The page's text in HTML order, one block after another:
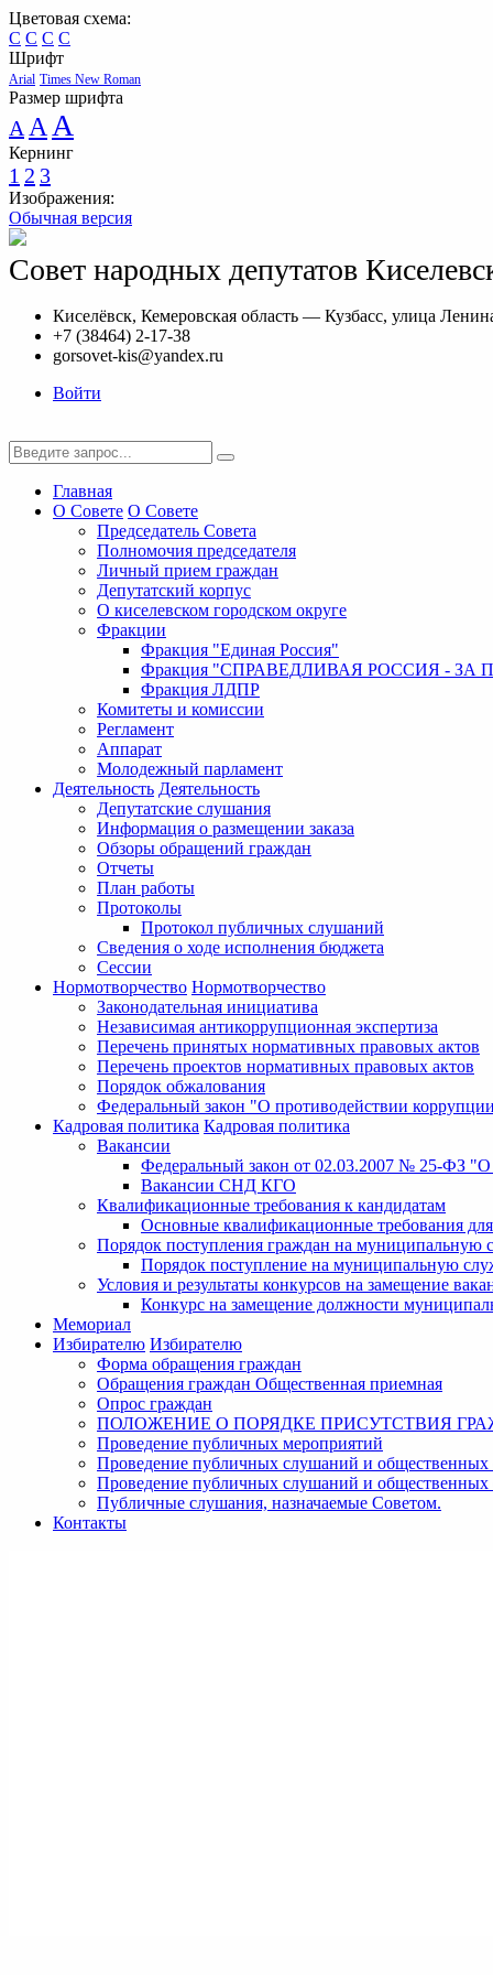
Цветовая схема:
C C C C
Шрифт
Arial Times New Roman
Размер шрифта
A A A
Кернинг
1 2 3
Изображения:
Обычная версия
Совет народных депутатов
Киселёвск, Кемеровская область — Кузбасс, улица
+7 (38464) 2-17-38
gorsovet-kis@yandex.ru
Войти
Главная
О Совете О Совете
Председатель Совета
Полномочия председателя
Личный прием граждан
Депутатский корпус
О киселевском городском округе
Фракции
Фракция "Единая Россия"
Фракция "СПРАВЕДЛИВАЯ РОССИЯ - ЗА
Фракция ЛДПР
Комитеты и комиссии
Регламент
Аппарат
Молодежный парламент
Деятельность Деятельность
Депутатские слушания
Информация о размещении заказа
Обзоры обращений граждан
Отчеты
План работы
Протоколы
Протокол публичных слушаний
Сведения о ходе исполнения бюджета
Сессии
Нормотворчество Нормотворчество
Законодательная инициатива
Независимая антикоррупционная экспертиза
Перечень принятых нормативных правовых актов
Перечень проектов нормативных правовых актов
Порядок обжалования
Федеральный закон "О противодействии
Кадровая политика Кадровая политика
Вакансии
Федеральный закон от 02.03.2007 № 25-ФЗ
Вакансии СНД КГО
Квалификационные требования к кандидатам
Основные квалификационные требования
Порядок поступления граждан на муниципальную
Порядок поступление на муниципальную
Условия и результаты конкурсов на замещение
Конкурс на замещение должности
Мемориал
Избирателю Избирателю
Форма обращения граждан
Обращения граждан Общественная приемная
Опрос граждан
ПОЛОЖЕНИЕ О ПОРЯДКЕ ПРИСУТСТВИЯ
Проведение публичных мероприятий
Проведение публичных слушаний и общественных
Проведение публичных слушаний и
Публичные слушания, назначаемые Советом.
Контакты